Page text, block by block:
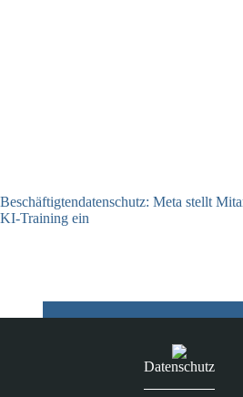
Beschäftigtendatenschutz: Meta stellt
KI-Training ein
Datenschutz